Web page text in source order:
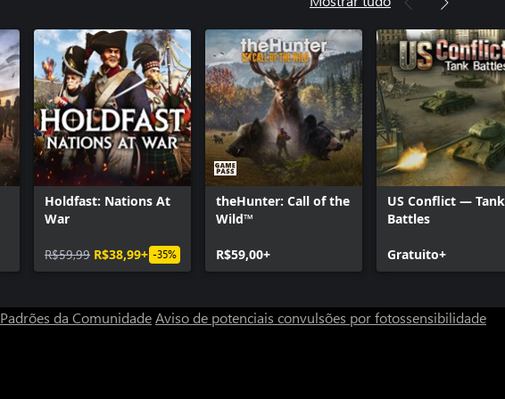
DLC 3
Call of Duty®: WWII - Pacote de Divisões
Call of Duty®: WWII - The War Machine:
Pacote DLC 2
Call of Duty®: WWII - Mapa Carentan
Call of Duty®: WWII - Passe de Temporada
Holdfast: Nations At
War
R$59,99 R$38,99+ -35%
theHunter: Call of the
Wild™
R$59,00+
US Conflict — Tank
Battles
Gratuito+
Padrões da ComunidadeAviso de potenciais convulsões por fotossensibilidade